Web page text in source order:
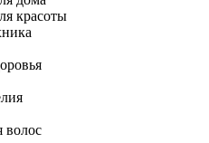
красоты
волос